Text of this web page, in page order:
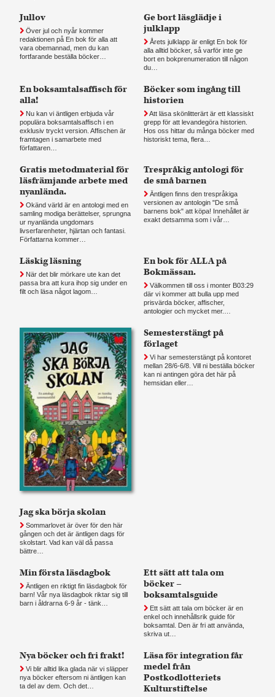
Jullov
Över jul och nyår kommer
redaktionen på En bok för alla att
vara obemannad, men du kan
fortfarande beställa böcker…
Ge bort läsglädje i
julklapp
Årets julklapp är enligt En bok för
alla alltid böcker, så varför inte ge
bort en bokprenumeration till någon
du…
En boksamtalsaffisch för
alla!
Nu kan vi äntligen erbjuda vår
populära boksamtalsaffisch i en
exklusiv tryckt version. Affischen är
framtagen i samarbete med
författaren…
Böcker som ingång till
historien
Att läsa skönlitterärt är ett klassiskt
grepp för att levandegöra historien.
Hos oss hittar du många böcker med
historiskt tema, flera…
Gratis metodmaterial för
läsfrämjande arbete med
nyanlända.
Okänd värld är en antologi med en
samling modiga berättelser, sprungna
ur nyanlända ungdomars
livserfarenheter, hjärtan och fantasi.
Författarna kommer…
Trespråkig antologi för
de små barnen
Äntligen finns den trespråkiga
versionen av antologin "De små
barnens bok" att köpa! Innehållet är
exakt detsamma som i vår…
Läskig läsning
När det blir mörkare ute kan det
passa bra att kura ihop sig under en
filt och läsa något lagom…
En bok för ALLA på
Bokmässan.
Välkommen till oss i monter B03:29
där vi kommer att bulla upp med
prisvärda böcker, affischer,
antologier och mycket mer.…
Jag ska börja skolan
Sommarlovet är över för den här
gången och det är äntligen dags för
skolstart. Vad kan väl då passa
bättre…
Semesterstängt på
förlaget
Vi har semesterstängt på kontoret
mellan 28/6-6/8. Vill ni beställa böcker
kan ni antingen göra det här på
hemsidan eller…
Min första läsdagbok
Äntligen en riktigt fin läsdagbok för
barn! Vår nya läsdagbok riktar sig till
barn i åldrarna 6-9 år - tänk…
Ett sätt att tala om
böcker –
boksamtalsguide
Ett sätt att tala om böcker är en
enkel och innehållsrik guide för
boksamtal. Den är fri att använda,
skriva ut…
Nya böcker och fri frakt!
Vi blir alltid lika glada när vi släpper
nya böcker eftersom ni äntligen kan
ta del av dem. Och det…
Läsa för integration får
medel från
Postkodlotteriets
Kulturstiftelse